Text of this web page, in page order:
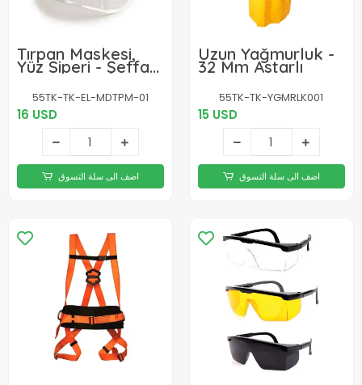
Tırpan Maskesi,
Yüz Siperi - Şeffaf
Camlı, Göz Ve Alın
Korumalı
55TK-TK-EL-MDTPM-01
16 USD
اضف الى سلة التسوق
Uzun Yağmurluk -
32 Mm Astarlı
55TK-TK-YGMRLK001
15 USD
اضف الى سلة التسوق